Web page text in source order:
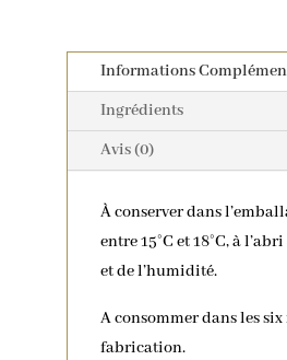
Informations
Ingrédients
Avis (0)
À conserver dans
entre 15°C et 18°C, à
et de l’humidité.
A consommer dans les
fabrication.